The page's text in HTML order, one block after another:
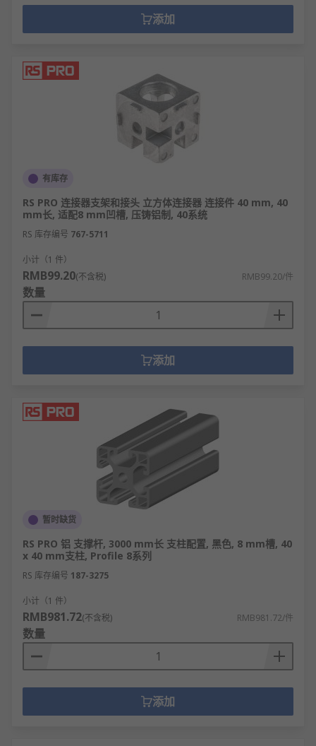
添加
有库存
RS PRO 连接器支架和接头 立方体连接器 连接件 40 mm, 40
mm长, 适配8 mm凹槽, 压铸铝制, 40系统
RS 库存编号 767-5711
小计（1 件）
RMB99.20(不含税) RMB99.20/件
数量
添加
暂时缺货
RS PRO 铝 支撑杆, 3000 mm长 支柱配置, 黑色, 8 mm槽, 40
x 40 mm支柱, Profile 8系列
RS 库存编号 187-3275
小计（1 件）
RMB981.72(不含税) RMB981.72/件
数量
添加